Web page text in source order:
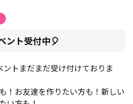
ント受付中🎈
トまだまだ受け付けておりま
！お友達を作りたい方も！新しい